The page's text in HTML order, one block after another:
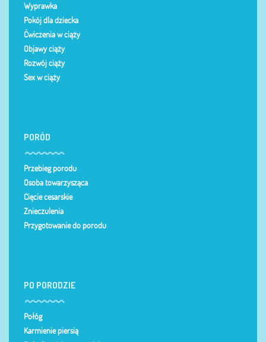
Wyprawka
Pokój dla dziecka
Ćwiczenia w ciąży
Objawy ciąży
Rozwój ciąży
Sex w ciąży
PORÓD
Przebieg porodu
Osoba towarzysząca
Cięcie cesarskie
Znieczulenia
Przygotowanie do porodu
PO PORODZIE
Połóg
Karmienie piersią